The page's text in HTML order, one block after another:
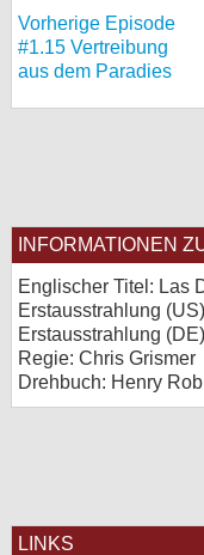
Vorherige Episode
#1.15 Vertreibung
aus dem Paradies
INFORMATIONEN
Englischer Titel: Las
Erstausstrahlung (US
Erstausstrahlung (DE
Regie: Chris Grismer
Drehbuch: Henry
LINKS